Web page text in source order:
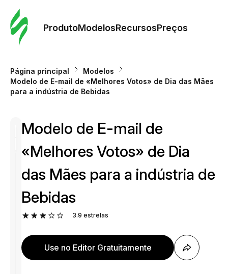
ProdutoModelosRecursosPreços
Página principal
Modelos
Modelo de E-mail de «Melhores Votos» de Dia das Mães
para a indústria de Bebidas
Modelo de E-mail de
«Melhores Votos» de Dia
das Mães para a indústria de
Bebidas
3.9 estrelas
Use no Editor Gratuitamente